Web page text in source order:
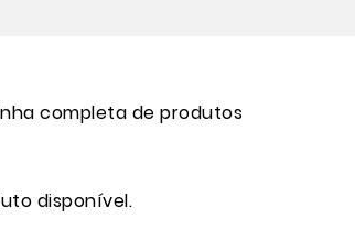
completa de produtos
disponível.